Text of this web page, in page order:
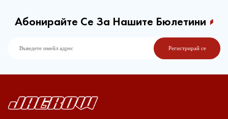
Абонирайте Се За Нашите Бюлетини